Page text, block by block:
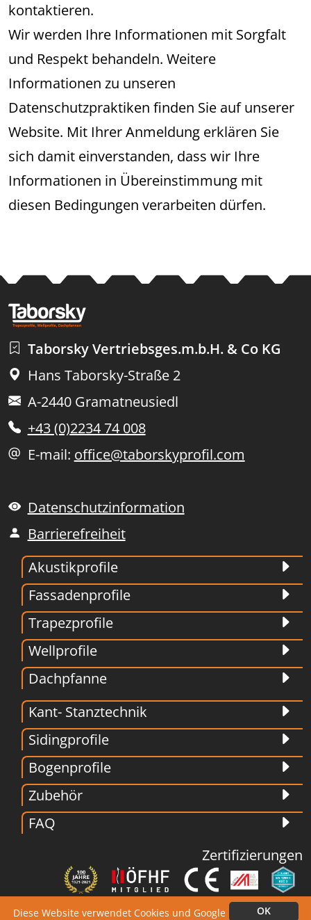
kontaktieren.
Wir werden Ihre Informationen mit Sorgfalt
und Respekt behandeln. Weitere
Informationen zu unseren
Datenschutzpraktiken finden Sie auf unserer
Website. Mit Ihrer Anmeldung erklären Sie
sich damit einverstanden, dass wir Ihre
Informationen in Übereinstimmung mit
diesen Bedingungen verarbeiten dürfen.
Taborsky Vertriebsges.m.b.H. & Co KG
Hans Taborsky-Straße 2
A-2440 Gramatneusiedl
+43 (0)2234 74 008
E-mail: office@taborskyprofil.com
Datenschutzinformation
Barrierefreiheit
Akustikprofile
Fassadenprofile
Trapezprofile
Wellprofile
Dachpfanne
Kant- Stanztechnik
Sidingprofile
Bogenprofile
Zubehör
FAQ
Zertifizierungen
OK
Diese Website verwendet Cookies und Google